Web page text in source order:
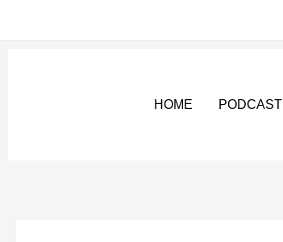
HOME PODCAST